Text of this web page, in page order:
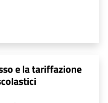
e la tariffazione